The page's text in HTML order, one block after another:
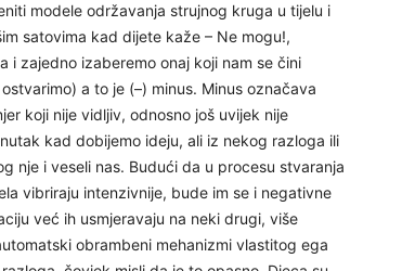
modele održavanja strujnog kruga u tijelu i
satovima kad dijete kaže – Ne mogu!,
zajedno izaberemo onaj koji nam se čini
a to je (–) minus. Minus označava
koji nije vidljiv, odnosno još uvijek nije
kad dobijemo ideju, ali iz nekog razloga ili
nje i veseli nas. Budući da u procesu stvaranja
vibriraju intenzivnije, bude im se i negativne
već ih usmjeravaju na neki drugi, više
obrambeni mehanizmi vlastitog ega